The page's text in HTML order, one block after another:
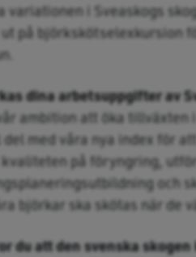
variationen i Sveaskogs
på björkskötselexkursion
dina arbetsuppgifter av
vår ambition att öka
del med våra nya index för
på föryngring,
och
björkar ska skötas när de
du att den svenska